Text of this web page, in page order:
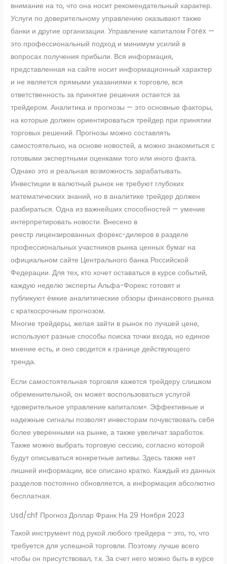
внимание на то, что она носит рекомендательный характер.
Услуги по доверительному управлению оказывают также
банки и другие организации. Управление капиталом Forex —
это профессиональный подход и минимум усилий в
вопросах получения прибыли. Вся информация,
представленная на сайте носит информационный характер
и не является прямыми указаниями к торговле, вся
ответственность за принятие решения остается за
трейдером. Аналитика и прогнозы — это основные факторы,
на которые должен ориентироваться трейдер при принятии
торговых решений. Прогнозы можно составлять
самостоятельно, на основе новостей, а можно знакомиться с
готовыми экспертными оценками того или иного факта.
Однако это и реальная возможность зарабатывать.
Инвестиции в валютный рынок не требуют глубоких
математических знаний, но в аналитике трейдер должен
разбираться. Одна из важнейших способностей — умение
интерпретировать новости. Внесено в
реестр лицензированных форекс-дилеров в разделе
профессиональных участников рынка ценных бумаг на
официальном сайте Центрального банка Российской
Федерации. Для тех, кто хочет оставаться в курсе событий,
каждую неделю эксперты Альфа-Форекс готовят и
публикуют ёмкие аналитические обзоры финансового рынка
с краткосрочным прогнозом.
Многие трейдеры, желая зайти в рынок по лучшей цене,
используют разные способы поиска точки входа, но единое
мнение есть, и оно сводится к границе действующего
тренда.
Если самостоятельная торговля кажется трейдеру слишком
обременительной, он может воспользоваться услугой
«доверительное управление капиталом». Эффективные и
надежные сигналы позволят инвесторам почувствовать себя
более уверенными на рынке, а также увеличат заработок.
Также можно выбрать торговую сессию, согласно которой
будут описываться конкретные активы. Здесь также нет
лишней информации, все описано кратко. Каждый из данных
разделов постоянно обновляется, а информация абсолютно
бесплатная.
Usd/chf Прогноз Доллар Франк На 29 Ноября 2023
Такой инструмент под рукой любого трейдера – это, то, что
требуется для успешной торговли. Поэтому лучше всего
чтобы он присутствовал, т.к. За счет него можно быть в курсе